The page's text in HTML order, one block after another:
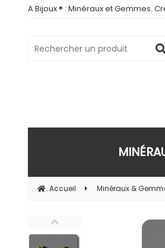
A Bijoux ® : Minéraux et Gemmes.
Accueil Minéraux &